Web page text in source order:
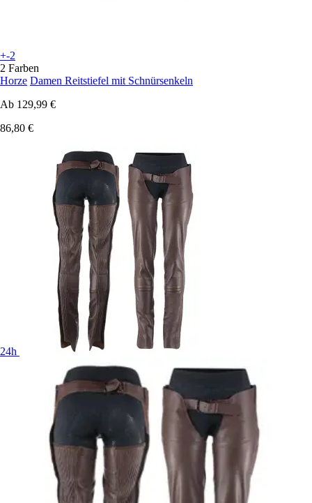
+-2
2 Farben
Horze Damen Reitstiefel mit Schnürsenkeln
Ab 129,99 €
86,80 €
24h